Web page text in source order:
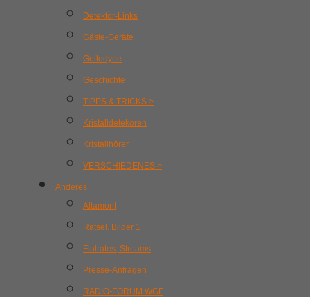
Detektor-Links
Gäste-Geräte
Gollodyne
Geschichte
TIPPS & TRICKS >
Kristalldetekoren
Kristallhörer
VERSCHIEDENES >
Anderes
Altamont
Rätsel. Bilder 1
Flatrates, Streams
Presse-Anfragen
RADIO-FORUM WGF